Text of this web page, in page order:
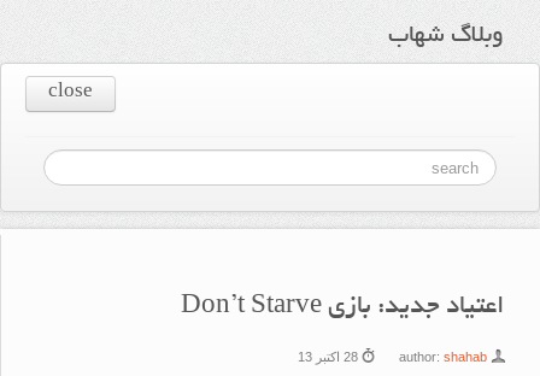
وبلاگ شهاب
close
اعتیاد جدید: بازی Don’t Starve
author:shahab